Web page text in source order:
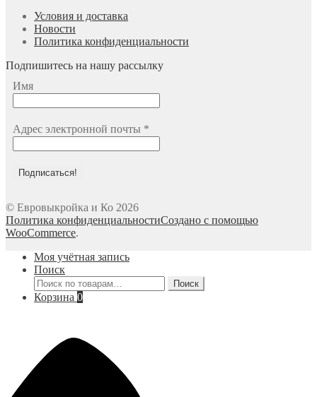
Условия и доставка
Новости
Политика конфиденциальности
Подпишитесь на нашу рассылку
Имя
Адрес электронной почты *
© Евровыкройка и Ко 2026
Политика конфиденциальностиСоздано с помощью
WooCommerce.
Моя учётная запись
Поиск
Искать:
Поиск
Корзина 0